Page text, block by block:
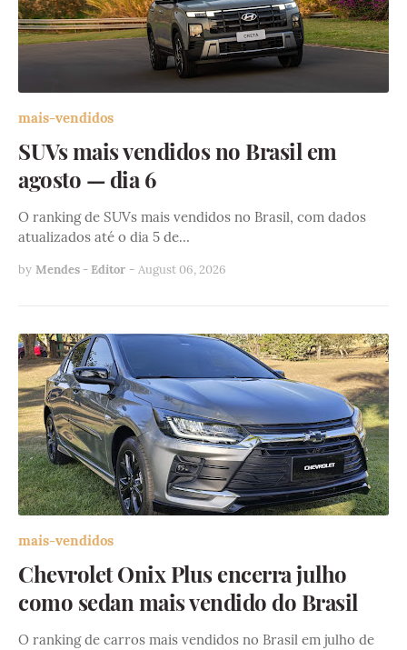
mais-vendidos
SUVs mais vendidos no Brasil em
agosto — dia 6
O ranking de SUVs mais vendidos no Brasil, com dados
atualizados até o dia 5 de…
by Mendes - Editor - August 06, 2026
mais-vendidos
Chevrolet Onix Plus encerra julho
como sedan mais vendido do Brasil
O ranking de carros mais vendidos no Brasil em julho de